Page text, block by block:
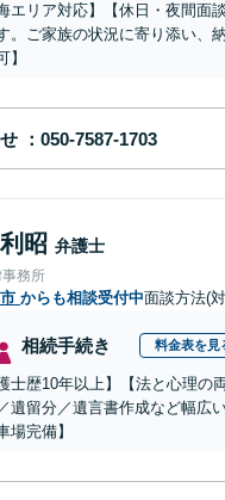
海エリア対応】【休日・夜間
。ご家族の状況に寄り添い、
】
昭 弁護士
務所
からも相談受付中面談方法(
相続手続き 料金表を見
護士歴10年以上】【法と心理
遺留分／遺言書作成など幅広
場完備】